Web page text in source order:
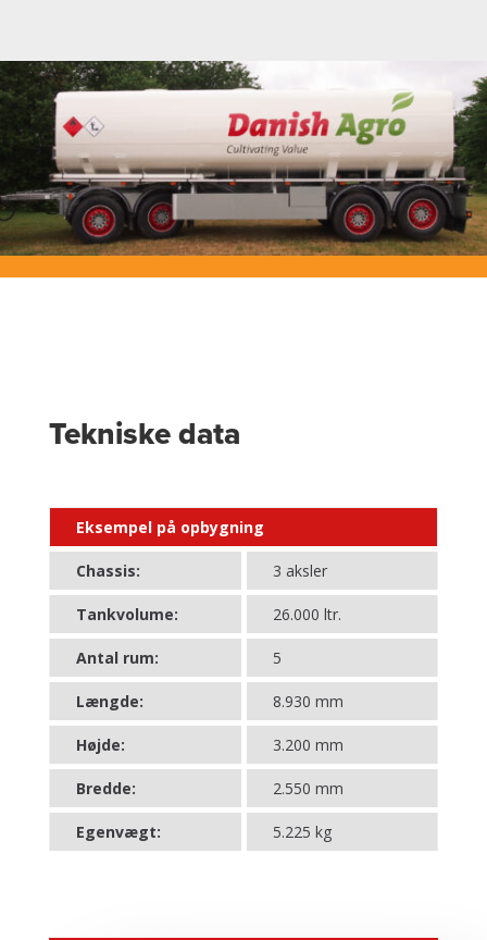
Tekniske data
Eksempel på opbygning
Chassis: 3 aksler
Tankvolume: 26.000 ltr.
Antal rum: 5
Længde: 8.930 mm
Højde: 3.200 mm
Bredde: 2.550 mm
Egenvægt: 5.225 kg